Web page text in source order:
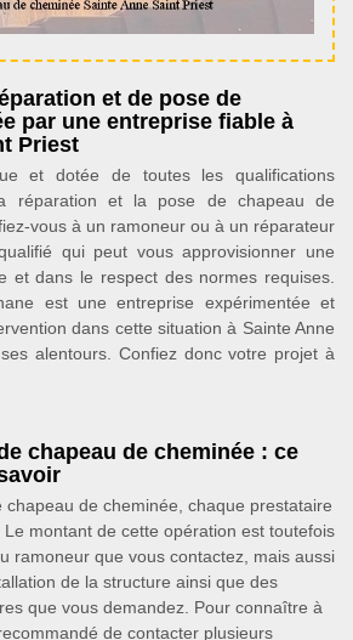
et de pose de
par une entreprise fiable à
Priest
et dotée de toutes les qualifications
réparation et la pose de chapeau de
vous à un ramoneur ou à un réparateur
qui peut vous approvisionner une
et dans le respect des normes requises.
est une entreprise expérimentée et
dans cette situation à Sainte Anne
alentours. Confiez donc votre projet à
chapeau de cheminée : ce
chapeau de cheminée, chaque prestataire
montant de cette opération est toutefois
ramoneur que vous contactez, mais aussi
de la structure ainsi que des
que vous demandez. Pour connaître à
de contacter plusieurs